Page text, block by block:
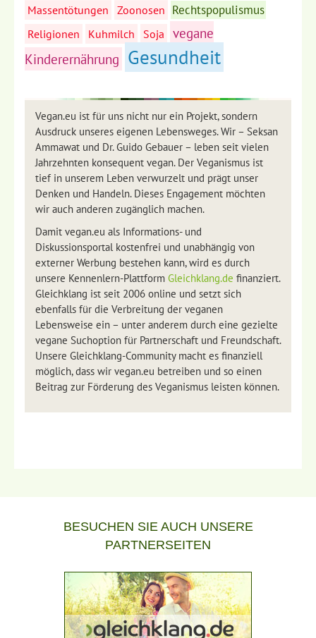
Massentötungen Zoonosen Rechtspopulismus
Religionen Kuhmilch Soja
vegane
Kinderernährung Gesundheit
Vegan.eu ist für uns nicht nur ein Projekt, sondern
Ausdruck unseres eigenen Lebensweges. Wir – Seksan
Ammawat und Dr. Guido Gebauer – leben seit vielen
Jahrzehnten konsequent vegan. Der Veganismus ist
tief in unserem Leben verwurzelt und prägt unser
Denken und Handeln. Dieses Engagement möchten
wir auch anderen zugänglich machen.
Damit vegan.eu als Informations- und
Diskussionsportal kostenfrei und unabhängig von
externer Werbung bestehen kann, wird es durch
unsere Kennenlern-Plattform Gleichklang.de finanziert.
Gleichklang ist seit 2006 online und setzt sich
ebenfalls für die Verbreitung der veganen
Lebensweise ein – unter anderem durch eine gezielte
vegane Suchoption für Partnerschaft und Freundschaft.
Unsere Gleichklang-Community macht es finanziell
möglich, dass wir vegan.eu betreiben und so einen
Beitrag zur Förderung des Veganismus leisten können.
BESUCHEN SIE AUCH UNSERE
PARTNERSEITEN